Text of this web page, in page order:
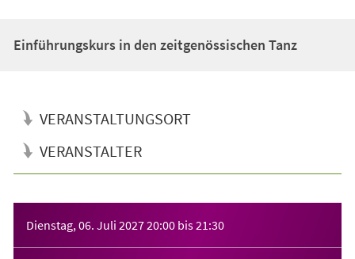
Einführungskurs in den zeitgenössischen Tanz
VERANSTALTUNGSORT
VERANSTALTER
Dienstag, 06. Juli 202720:00 bis21:30